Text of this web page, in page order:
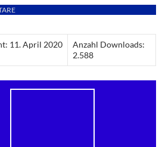
11. April 2020
Anzahl Downloads:
2.588